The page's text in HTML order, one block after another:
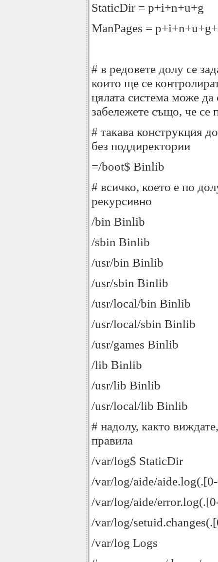
StaticDir = p+i+n+u+g
ManPages =
# в редовете долу се
които ще се
цялата система може
забележете също, че се
# такава конструкция
без поддиректории
=/boot$ Binlib
# всичко, което е по
рекурсивно
/bin Binlib
/sbin Binlib
/usr/bin Binlib
/usr/sbin Binlib
/usr/local/bin Binlib
/usr/local/sbin Binlib
/usr/games Binlib
/lib Binlib
/usr/lib Binlib
/usr/local/lib Binlib
# надолу, както
правила
/var/log$ StaticDir
/var/log/aide/
/var/log/aide/
/var/log/
/var/log Logs